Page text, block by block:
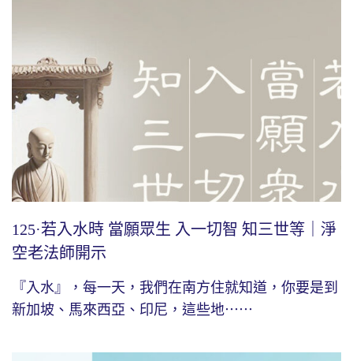
125·若入水時 當願眾生 入一切智 知三世等｜淨
空老法師開示
『入水』，每一天，我們在南方住就知道，你要是到
新加坡、馬來西亞、印尼，這些地⋯⋯